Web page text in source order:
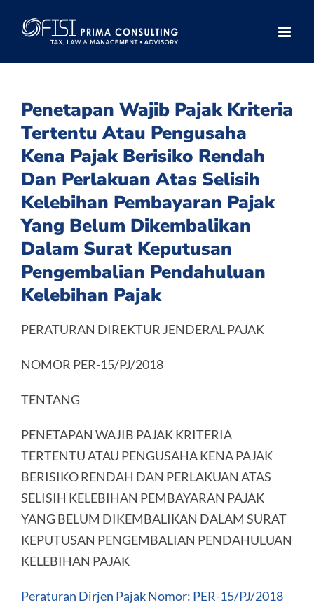
Penetapan Wajib Pajak Kriteria
Tertentu Atau Pengusaha
Kena Pajak Berisiko Rendah
Dan Perlakuan Atas Selisih
Kelebihan Pembayaran Pajak
Yang Belum Dikembalikan
Dalam Surat Keputusan
Pengembalian Pendahuluan
Kelebihan Pajak
PERATURAN DIREKTUR JENDERAL PAJAK
NOMOR PER-15/PJ/2018
TENTANG
PENETAPAN WAJIB PAJAK KRITERIA
TERTENTU ATAU PENGUSAHA KENA PAJAK
BERISIKO RENDAH DAN PERLAKUAN ATAS
SELISIH KELEBIHAN PEMBAYARAN PAJAK
YANG BELUM DIKEMBALIKAN DALAM SURAT
KEPUTUSAN PENGEMBALIAN PENDAHULUAN
KELEBIHAN PAJAK
Peraturan Dirjen Pajak Nomor: PER-15/PJ/2018